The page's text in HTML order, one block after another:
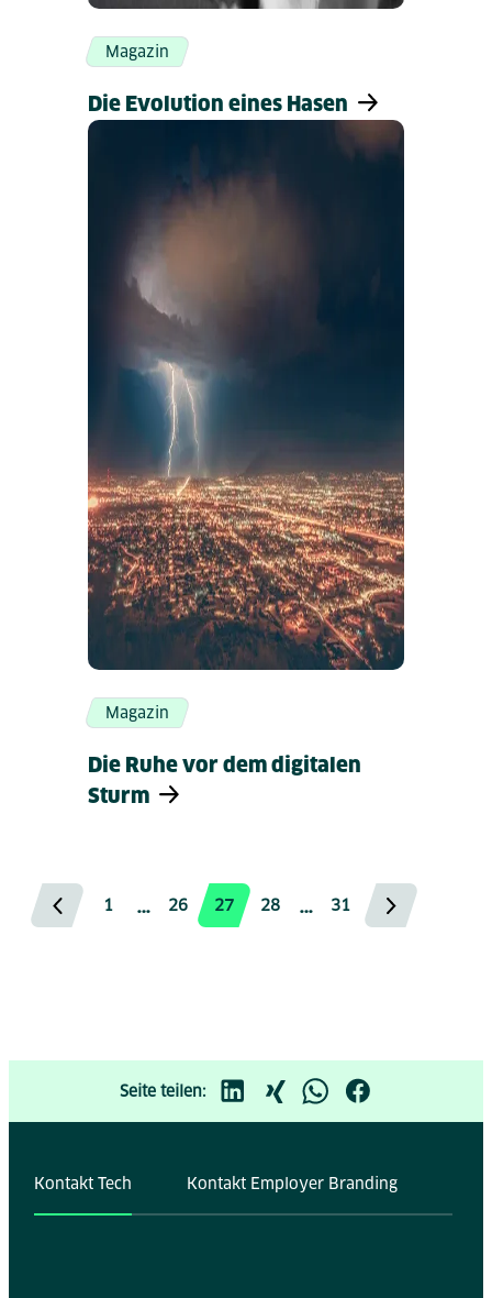
Magazin
Die Evolution eines Hasen
Magazin
Die Ruhe vor dem digitalen
Sturm
Vorherige Seite
Seite
1 … Seite
26 Seite
27 Seite
28 … Seite
31 Nächste
Seite teilen:
Kontakt Tech Kontakt Employer Branding